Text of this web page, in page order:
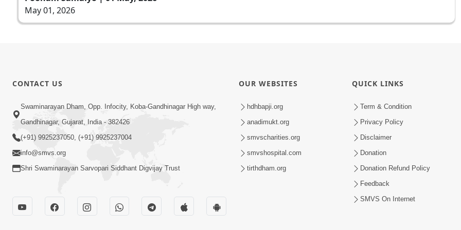
May 01, 2026
CONTACT US
Swaminarayan Dham, Opp. Infocity, Koba-Gandhinagar High way,
Gandhinagar, Gujarat, India - 382426
(+91) 9925237050, (+91) 9925237004
info@smvs.org
Shri Swaminarayan Sarvopari Siddhant Digvijay Trust
OUR WEBSITES
hdhbapji.org
anadimukt.org
smvscharities.org
smvshospital.com
tirthdham.org
QUICK LINKS
Term & Condition
Privacy Policy
Disclaimer
Donation
Donation Refund Policy
Feedback
SMVS On Internet